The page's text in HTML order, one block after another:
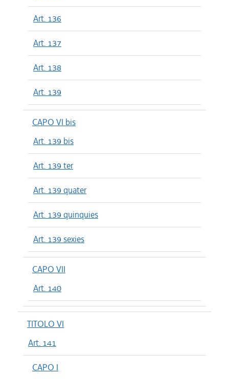
Art. 136
Art. 137
Art. 138
Art. 139
CAPO VI bis
Art. 139 bis
Art. 139 ter
Art. 139 quater
Art. 139 quinquies
Art. 139 sexies
CAPO VII
Art. 140
TITOLO VI
Art. 141
CAPO I